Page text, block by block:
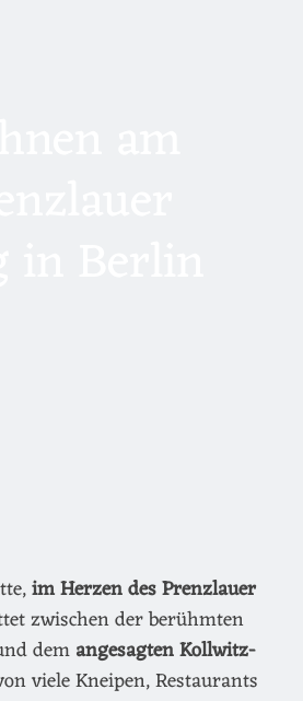
im Herzen des Prenzlauer
zwischen der berühmten
demangesagten Kollwitz-
viele Kneipen, Restaurants